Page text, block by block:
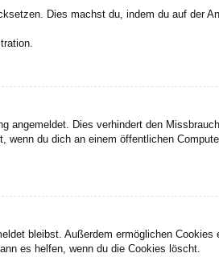
Dies machst du, indem du auf der
Dies verhindert den
du dich an einem öffentlichen
bleibst. Außerdem ermöglichen
es helfen, wenn du die Cookies löscht.